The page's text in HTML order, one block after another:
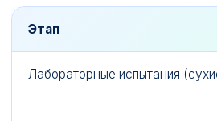
Этап
Лабораторные испытания